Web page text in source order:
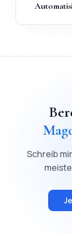
Schreib